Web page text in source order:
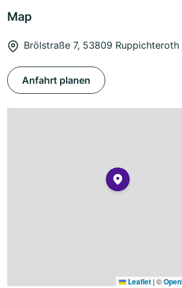
Map
Brölstraße 7, 53809 Ruppichteroth
Anfahrt planen
Leaflet | ©